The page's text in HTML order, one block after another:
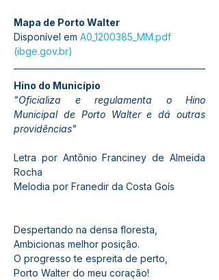
Mapa de Porto Walter
Disponível em A0_1200385_MM.pdf
(ibge.gov.br)
Hino do Município
"Oficializa e regulamenta o Hino
Municipal de Porto Walter e dá outras
providências"
Letra por Antônio Franciney de Almeida
Rocha
Melodia por Franedir da Costa Goís
Despertando na densa floresta,
Ambicionas melhor posição.
O progresso te espreita de perto,
Porto Walter do meu coração!